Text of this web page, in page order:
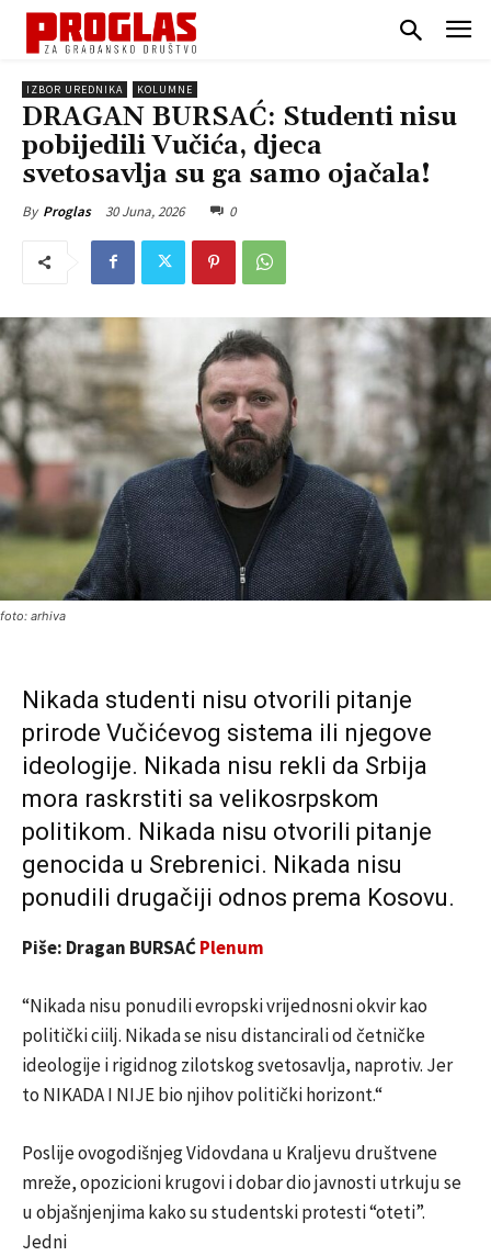
IZBOR UREDNIKA KOLUMNE
DRAGAN BURSAĆ: Studenti nisu
pobijedili Vučića, djeca
svetosavlja su ga samo ojačala!
By Proglas 30 Juna, 2026 0
foto: arhiva
Nikada studenti nisu otvorili pitanje
prirode Vučićevog sistema ili njegove
ideologije. Nikada nisu rekli da Srbija
mora raskrstiti sa velikosrpskom
politikom. Nikada nisu otvorili pitanje
genocida u Srebrenici. Nikada nisu
ponudili drugačiji odnos prema Kosovu.
Piše: Dragan BURSAĆPlenum
“Nikada nisu ponudili evropski vrijednosni okvir kao
politički ciilj. Nikada se nisu distancirali od četničke
ideologije i rigidnog zilotskog svetosavlja, naprotiv. Jer
to NIKADA I NIJE bio njihov politički horizont.“
Poslije ovogodišnjeg Vidovdana u Kraljevu društvene
mreže, opozicioni krugovi i dobar dio javnosti utrkuju se
u objašnjenjima kako su studentski protesti “oteti”.
Jedni